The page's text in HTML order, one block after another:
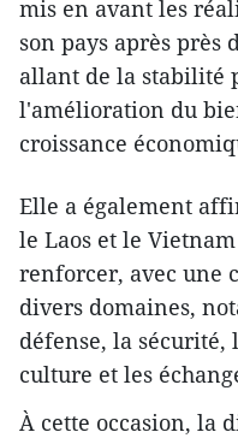
mis en avant les
son pays après près
allant de la stabilité
l'amélioration du
croissance
Elle a également
le Laos et le
renforcer, avec une
divers domaines,
défense, la
culture et les
À cette occasion, la